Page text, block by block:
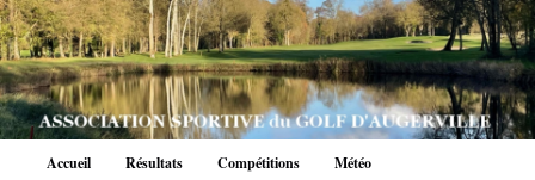
Aller
au
contenu
principal
Accueil Résultats Compétitions Météo